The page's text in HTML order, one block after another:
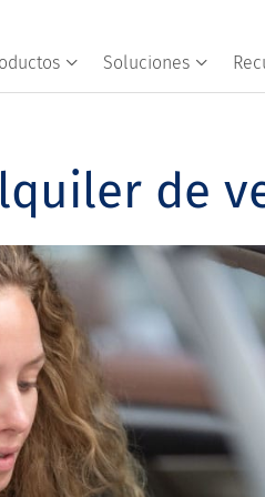
Soluciones
de